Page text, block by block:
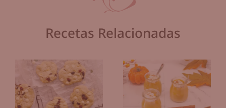
Recetas Relacionadas